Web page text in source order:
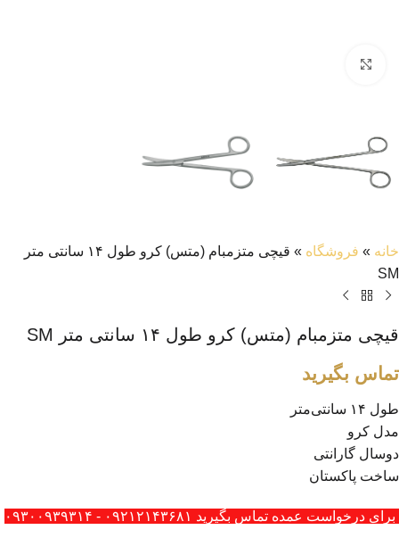
خانه » فروشگاه »
قیچی متزمبام (متس) کرو طول ۱۴ سانتی متر
SM
قیچی متزمبام (متس) کرو طول ۱۴ سانتی متر SM
تماس بگیرید
طول ۱۴ سانتی‌متر
مدل کرو
دوسال گارانتی
ساخت پاکستان
برای درخواست عمده تماس بگیرید ۰۹۲۱۲۱۴۳۶۸۱ - ۰۹۳۰۰۹۳۹۳۱۴